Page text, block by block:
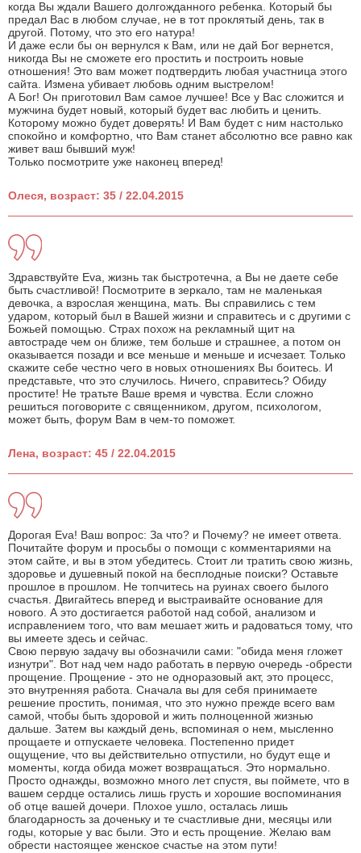
когда Вы ждали Вашего долгожданного ребенка. Который бы
предал Вас в любом случае, не в тот проклятый день, так в
другой. Потому, что это его натура!
И даже если бы он вернулся к Вам, или не дай Бог вернется,
никогда Вы не сможете его простить и построить новые
отношения! Это вам может подтвердить любая участница этого
сайта. Измена убивает любовь одним выстрелом!
А Бог! Он приготовил Вам самое лучшее! Все у Вас сложится и
мужчина будет новый, который будет вас любить и ценить.
Которому можно будет доверять! И Вам будет с ним настолько
спокойно и комфортно, что Вам станет абсолютно все равно как
живет ваш бывший муж!
Только посмотрите уже наконец вперед!
Олеся, возраст: 35 / 22.04.2015
Здравствуйте Eva, жизнь так быстротечна, а Вы не даете себе
быть счастливой! Посмотрите в зеркало, там не маленькая
девочка, а взрослая женщина, мать. Вы справились с тем
ударом, который был в Вашей жизни и справитесь и с другими с
Божьей помощью. Страх похож на рекламный щит на
автостраде чем он ближе, тем больше и страшнее, а потом он
оказывается позади и все меньше и меньше и исчезает. Только
скажите себе честно чего в новых отношениях Вы боитесь. И
представьте, что это случилось. Ничего, справитесь? Обиду
простите! Не тратьте Ваше время и чувства. Если сложно
решиться поговорите с священником, другом, психологом,
может быть, форум Вам в чем-то поможет.
Лена, возраст: 45 / 22.04.2015
Дорогая Eva! Ваш вопрос: За что? и Почему? не имеет ответа.
Почитайте форум и просьбы о помощи с комментариями на
этом сайте, и вы в этом убедитесь. Стоит ли тратить свою жизнь,
здоровье и душевный покой на бесплодные поиски? Оставьте
прошлое в прошлом. Не топчитесь на руинах своего былого
счастья. Двигайтесь вперед и выстраивайте основание для
нового. А это достигается работой над собой, анализом и
исправлением того, что вам мешает жить и радоваться тому, что
вы имеете здесь и сейчас.
Свою первую задачу вы обозначили сами: "обида меня гложет
изнутри". Вот над чем надо работать в первую очередь -обрести
прощение. Прощение - это не одноразовый акт, это процесс,
это внутренняя работа. Сначала вы для себя принимаете
решение простить, понимая, что это нужно прежде всего вам
самой, чтобы быть здоровой и жить полноценной жизнью
дальше. Затем вы каждый день, вспоминая о нем, мысленно
прощаете и отпускаете человека. Постепенно придет
ощущение, что вы действительно отпустили, но будут еще и
моменты, когда обида может возвращаться. Это нормально.
Просто однажды, возможно много лет спустя, вы поймете, что в
вашем сердце остались лишь грусть и хорошие воспоминания
об отце вашей дочери. Плохое ушло, осталась лишь
благодарность за доченьку и те счастливые дни, месяцы или
годы, которые у вас были. Это и есть прощение. Желаю вам
обрести настоящее женское счастье на этом пути!